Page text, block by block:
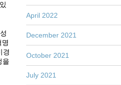
경
을
April 2022
December 2021
October 2021
July 2021